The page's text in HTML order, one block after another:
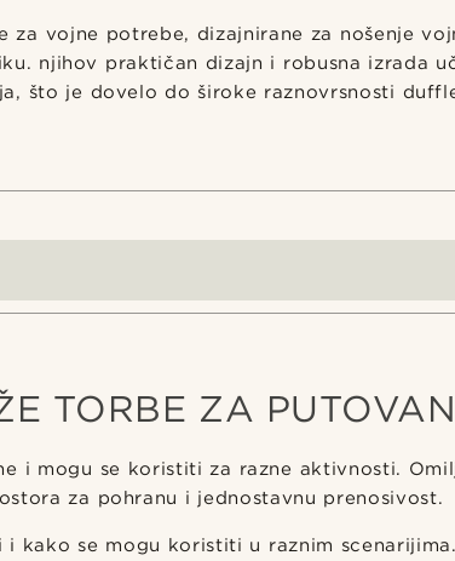
za vojne potrebe, dizajnirane za nošenje
njihov praktičan dizajn i robusna izrada
što je dovelo do široke raznovrsnosti
TORBE ZA
i mogu se koristiti za razne aktivnosti.
za pohranu i jednostavnu prenosivost.
kako se mogu koristiti u raznim scenarijima.